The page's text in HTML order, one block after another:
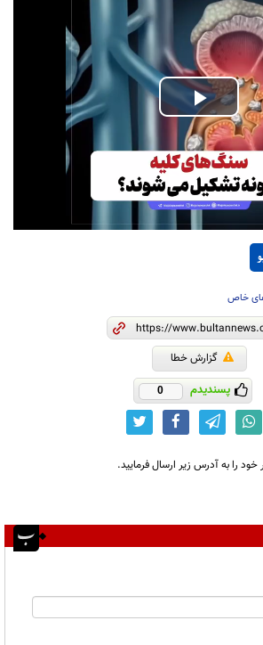
Play
خاص
گزارش خطا
پسندیدم 0
را به آدرس زیر ارسال فرمایید.